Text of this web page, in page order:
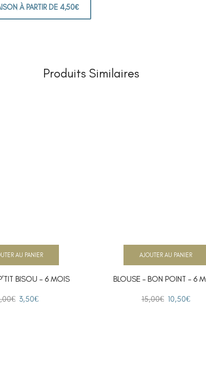
À PARTIR DE 4,50€
Produits Similaires
BISOU – 6 MOIS
€ 3,50€
AU PANIER
BLOUSE – BON POINT – 6
15,00€ 10,50€
AJOUTER AU PANIER